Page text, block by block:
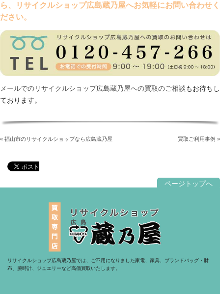
ら、リサイクルショップ広島蔵乃屋へお気軽にお問い合わせく
ださい。
メールでのリサイクルショップ広島蔵乃屋への買取のご相談もお待ちし
ております。
« 福山市のリサイクルショップなら広島蔵乃屋 買取ご利用事例 »
ページトップへ
リサイクルショップ広島蔵乃屋では、ご不用になりました家電、家具、ブランドバッグ・財
布、腕時計、ジュエリーなど高価買取いたします。